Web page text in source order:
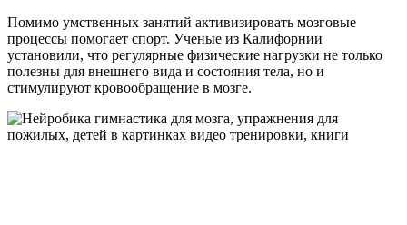
Помимо умственных занятий активизировать мозговые
процессы помогает спорт. Ученые из Калифорнии
установили, что регулярные физические нагрузки не только
полезны для внешнего вида и состояния тела, но и
стимулируют кровообращение в мозге.